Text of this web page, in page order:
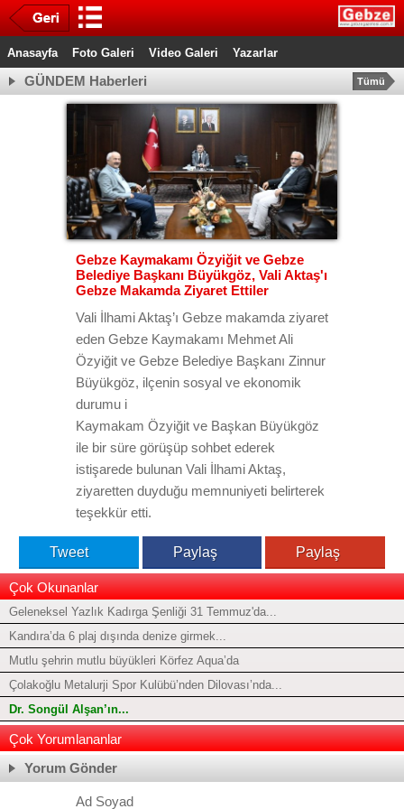
Anasayfa Foto Galeri Video Galeri Yazarlar
GÜNDEM Haberleri Tümü
Gebze Kaymakamı Özyiğit ve Gebze
Belediye Başkanı Büyükgöz, Vali Aktaş'ı
Gebze Makamda Ziyaret Ettiler
Vali İlhami Aktaş’ı Gebze makamda ziyaret
eden Gebze Kaymakamı Mehmet Ali
Özyiğit ve Gebze Belediye Başkanı Zinnur
Büyükgöz, ilçenin sosyal ve ekonomik
durumu i
Kaymakam Özyiğit ve Başkan Büyükgöz
ile bir süre görüşüp sohbet ederek
istişarede bulunan Vali İlhami Aktaş,
ziyaretten duyduğu memnuniyeti belirterek
teşekkür etti.
Tweet Paylaş Paylaş
Çok Okunanlar
Geleneksel Yazlık Kadırga Şenliği 31 Temmuz'da...
Kandıra’da 6 plaj dışında denize girmek...
Mutlu şehrin mutlu büyükleri Körfez Aqua’da
Çolakoğlu Metalurji Spor Kulübü’nden Dilovası’nda...
Dr. Songül Alşan’ın...
Çok Yorumlananlar
Yorum Gönder
Ad Soyad